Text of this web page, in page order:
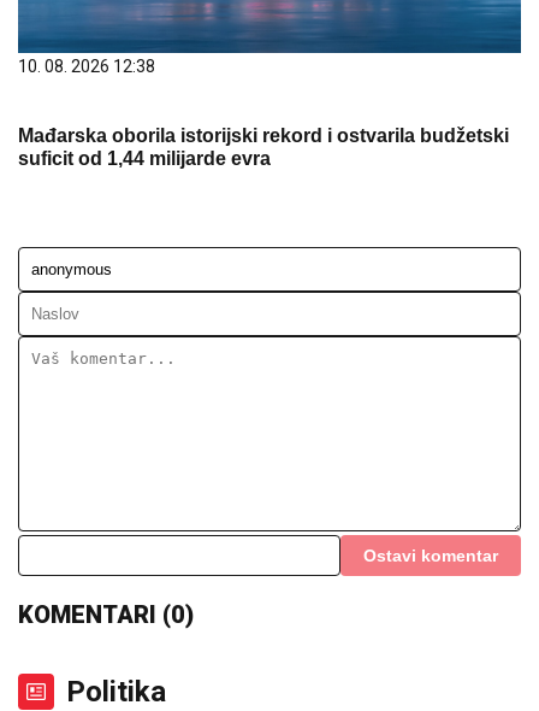
10. 08. 2026 12:38
Mađarska oborila istorijski rekord i ostvarila budžetski
suficit od 1,44 milijarde evra
Ostavi komentar
KOMENTARI (0)
Politika